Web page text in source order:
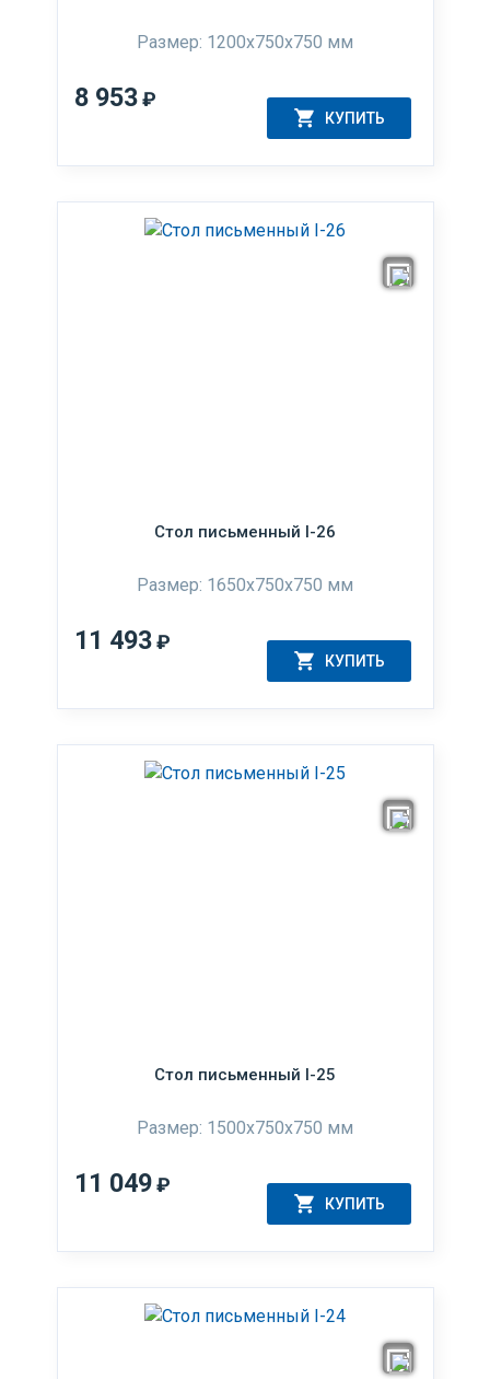
Размер: 1200x750x750 мм
8 953₽
КУПИТЬ
Стол письменный I-26
Размер: 1650x750x750 мм
11 493₽
КУПИТЬ
Стол письменный I-25
Размер: 1500x750x750 мм
11 049₽
КУПИТЬ